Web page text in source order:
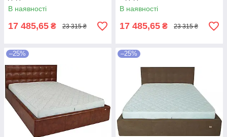
цільнозварною рамою C1
Білий
В наявності
17 485,65 ₴ 23 315 ₴
цільнозварною рамою Білий
В наявності
17 485,65 ₴ 23 315 ₴
–25% –25%